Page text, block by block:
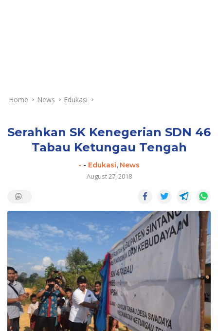
Home News Edukasi
Serahkan SK Kenegerian SDN 46
Tabau Ketungau Tengah
- - Edukasi, News
August 27, 2018